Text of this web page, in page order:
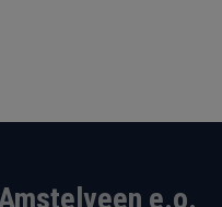
e.o.